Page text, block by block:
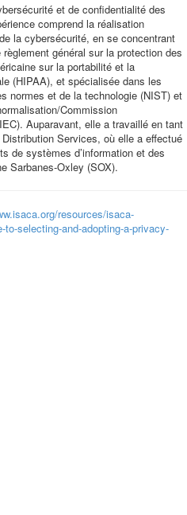
et de confidentialité des
comprend la réalisation
la cybersécurité, en se concentrant
général sur la protection des
sur la portabilité et la
(HIPAA), et spécialisée dans les
normes et de la technologie (NIST) et
Commission
Auparavant, elle a travaillé en tant
Services, où elle a effectué
de systèmes d’information et des
Sarbanes-Oxley (SOX).
resources/isaca-
selecting-and-adopting-a-privacy-